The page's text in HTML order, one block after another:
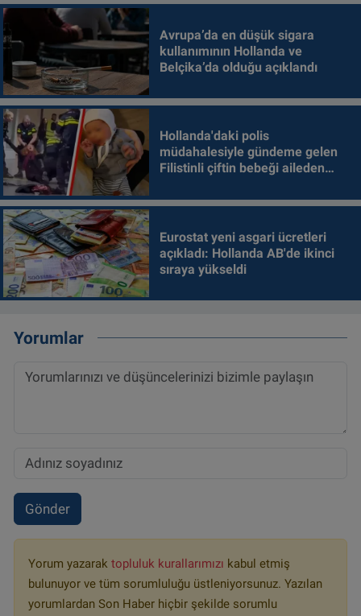
Avrupa’da en düşük sigara
kullanımının Hollanda ve
Belçika’da olduğu açıklandı
Hollanda'daki polis
müdahalesiyle gündeme gelen
Filistinli çiftin bebeği aileden
Eurostat yeni asgari ücretleri
açıkladı: Hollanda AB'de ikinci
sıraya yükseldi
Yorumlar
Gönder
Yorum yazarak topluluk kurallarımızı kabul etmiş
bulunuyor ve tüm sorumluluğu üstleniyorsunuz. Yazılan
yorumlardan Son Haber hiçbir şekilde sorumlu